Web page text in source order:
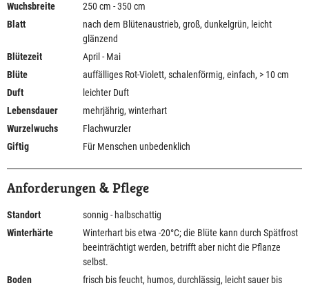
Wuchsbreite
250 cm - 350 cm
Blatt
nach dem Blütenaustrieb, groß, dunkelgrün, leicht
glänzend
Blütezeit
April - Mai
Blüte
auffälliges Rot-Violett, schalenförmig, einfach, > 10 cm
Duft
leichter Duft
Lebensdauer
mehrjährig, winterhart
Wurzelwuchs
Flachwurzler
Giftig
Für Menschen unbedenklich
Anforderungen & Pflege
Standort
sonnig - halbschattig
Winterhärte
Winterhart bis etwa -20°C; die Blüte kann durch Spätfrost
beeinträchtigt werden, betrifft aber nicht die Pflanze
selbst.
Boden
frisch bis feucht, humos, durchlässig, leicht sauer bis